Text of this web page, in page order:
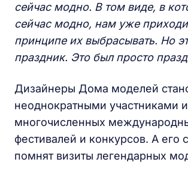
сейчас модно. В том виде, в
сейчас модно, нам уже
принципе их выбрасывать. Но
праздник. Это был просто
Дизайнеры Дома моделей
неоднократными участниками
многочисленных
фестивалей и конкурсов. А его
помнят визиты легендарных